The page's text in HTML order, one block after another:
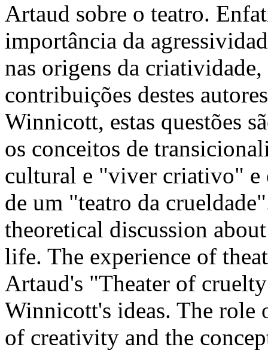
Artaud sobre o teatro.
importância da
nas origens da
contribuições destes
Winnicott, estas questões
os conceitos de
cultural e "viver criativo" e
de um "teatro da
theoretical discussion
life. The experience of
Artaud's "Theater of
Winnicott's ideas. The role
of creativity and the